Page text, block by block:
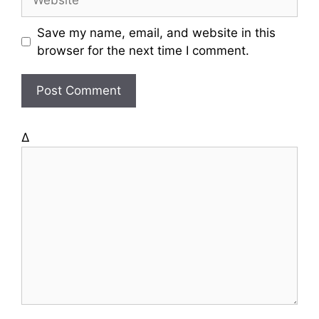
l
s
Save my name, email, and website in this
browser for the next time I comment.
Δ